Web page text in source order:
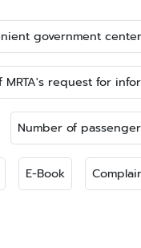
government
request for
Number of
E-Book